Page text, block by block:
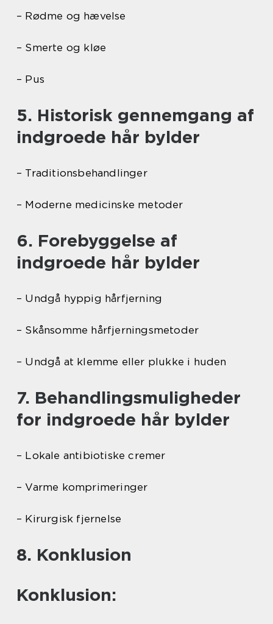
– Rødme og hævelse
– Smerte og kløe
– Pus
5. Historisk gennemgang af
indgroede hår bylder
– Traditionsbehandlinger
– Moderne medicinske metoder
6. Forebyggelse af
indgroede hår bylder
– Undgå hyppig hårfjerning
– Skånsomme hårfjerningsmetoder
– Undgå at klemme eller plukke i huden
7. Behandlingsmuligheder
for indgroede hår bylder
– Lokale antibiotiske cremer
– Varme komprimeringer
– Kirurgisk fjernelse
8. Konklusion
Konklusion: